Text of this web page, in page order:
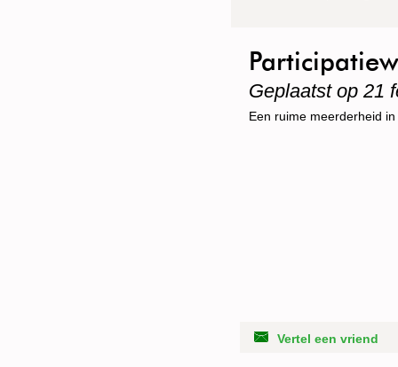
Geplaatst op 21
Een ruime meerderheid
Vertel een vriend